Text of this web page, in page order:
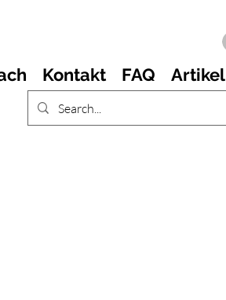
Kontakt FAQ Artikel